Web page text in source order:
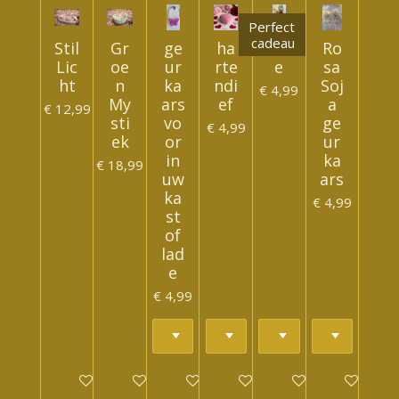
Stil
Lic
ht
€ 12,99
In winkelwagen
Gr
oe
n
My
sti
ek
€ 18,99
In winkelwagen
ge
ur
ka
ars
vo
or
in
uw
ka
st
of
lad
e
€ 4,99
In winkelwagen
ha
rte
ndi
ef
€ 4,99
In winkelwagen
Perfect
cadeau
ros
e
€ 4,99
In winkelwagen
Ro
sa
Soj
a
ge
ur
ka
ars
€ 4,99
In